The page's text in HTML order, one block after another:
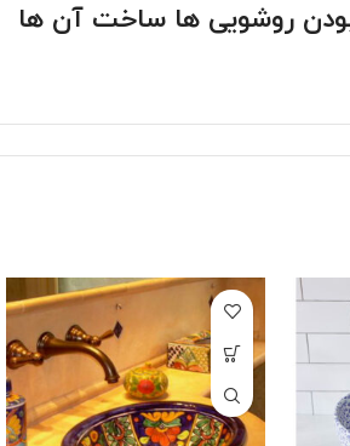
روشویی ها ساخت آن ها